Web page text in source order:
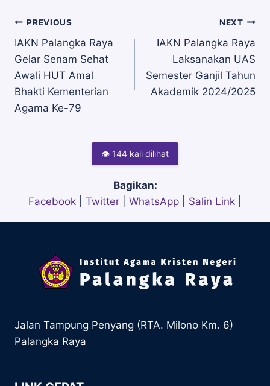
Navigasi
pos
PREVIOUS
IAKN Palangka Raya
Gelar Senam Sehat
Awali HUT Amal
Bhakti Kementerian
Agama Ke-79
NEXT
IAKN Palangka Raya
Laksanakan UAS
Semester Ganjil Tahun
Akademik 2024/2025
👁 144 kali dilihat
Bagikan:
Facebook
Twitter WhatsApp Salin Link
Jalan Tampung Penyang (RTA. Milono Km. 6)
Palangka Raya